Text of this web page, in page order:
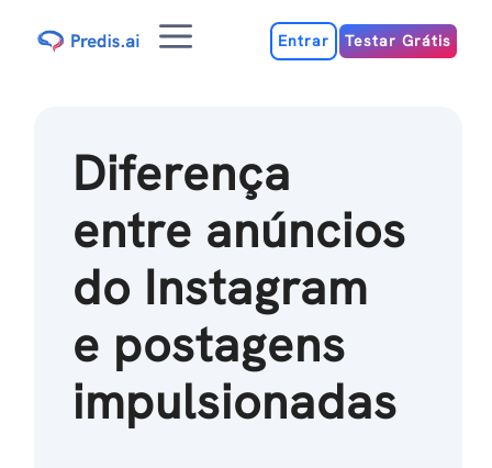
para
MenuEntrar Testar Grátis
Diferença
entre anúncios
do Instagram
e postagens
impulsionadas